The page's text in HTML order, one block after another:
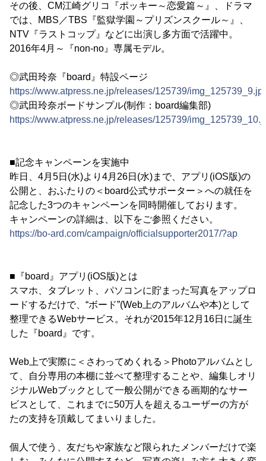
その後、CM江崎グリコ『ポッキー～恋愛篇～』、ドラマ
では、MBS／TBS『監獄学園～プリズンスクール～』、
NTV『ラストコップ』などに出演し多方面で活躍中。
2016年4月～『non-no』専属モデル。
◎武田玲奈『board』特設ページ
https://www.atpress.ne.jp/releases/125739/
◎武田玲奈ボードサンプル(制作：board編集部)
https://www.atpress.ne.jp/releases/125739/
■記念キャンペーンを実施中
昨日、4月5日(水)より4月26日(水)まで、アプリ(iOS版)の
公開と、おふたりの＜board公式サポーター＞への就任を
記念した3つのキャンペーンを同時開催しております。
キャンペーンの詳細は、以下をご参照ください。
https://bo-ard.com/campaign/officialsupporter2017/?ap
■『board』アプリ(iOS版)とは
スマホ、タブレット、パソコンに貯まった写真をアップロ
ードするだけで、“ボード”(Web上のアルバムや本)として
整理できるWebサービス。それが2015年12月16日に誕生
した『board』です。
Web上で実際に＜さわってめくれる＞Photoアルバムとし
て、自分専用の本棚に並べて整理することや、編集しオリ
ジナルWebブックとして一般公開ができる画期的なサー
ビスとして、これまでに50万人を超えるユーザーの方が
たの支持を頂戴してまいりました。
個人で使う、友だちや家族など限られたメンバーだけで楽